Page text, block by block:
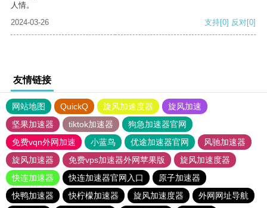
人情。
2024-03-26
支持[0] 反对[0]
友情链接
网站地图 QuickQ 旋风加速度器
旋风加速
坚果加速器
tiktok加速器
狗急加速器官网
免费vqn外网加速
小蓝鸟 优途加速器官网
风驰加速器
旋风加速器
免费vps加速器外网苹果版
旋风加速度器
快连加速器
快连加速器官网入口
原子加速器
快鸭加速器
快柠檬加速器 旋风加速度器
外网网址导航